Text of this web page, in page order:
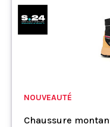
NOUVEAUTÉ
Chaussure